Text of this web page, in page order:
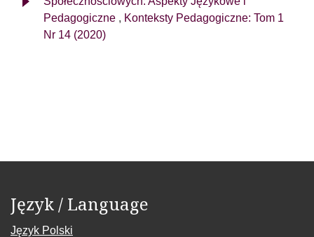
Pedagogiczne , Konteksty Pedagogiczne: Tom 1
Nr 14 (2020)
Język / Language
Język Polski